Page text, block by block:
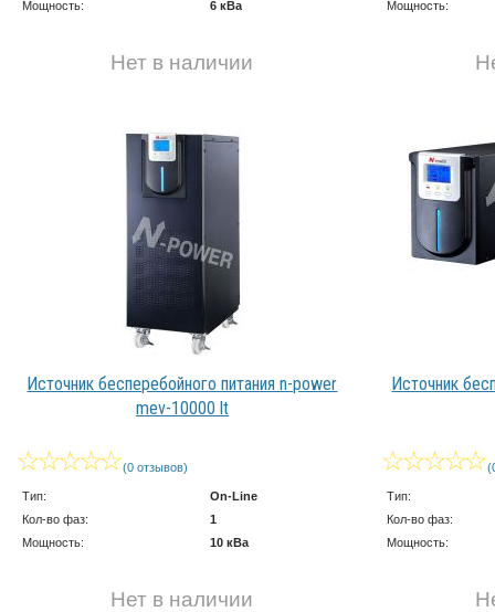
Мощность:
6 кВа
Нет в наличии
Мощность:
Источник бесперебойного питания n-power
mev-10000 lt
(0 отзывов)
Тип:
On-Line
Кол-во фаз:
1
Мощность:
10 кВа
Нет в наличии
Источник
Тип:
Кол-во фаз:
Мощность: